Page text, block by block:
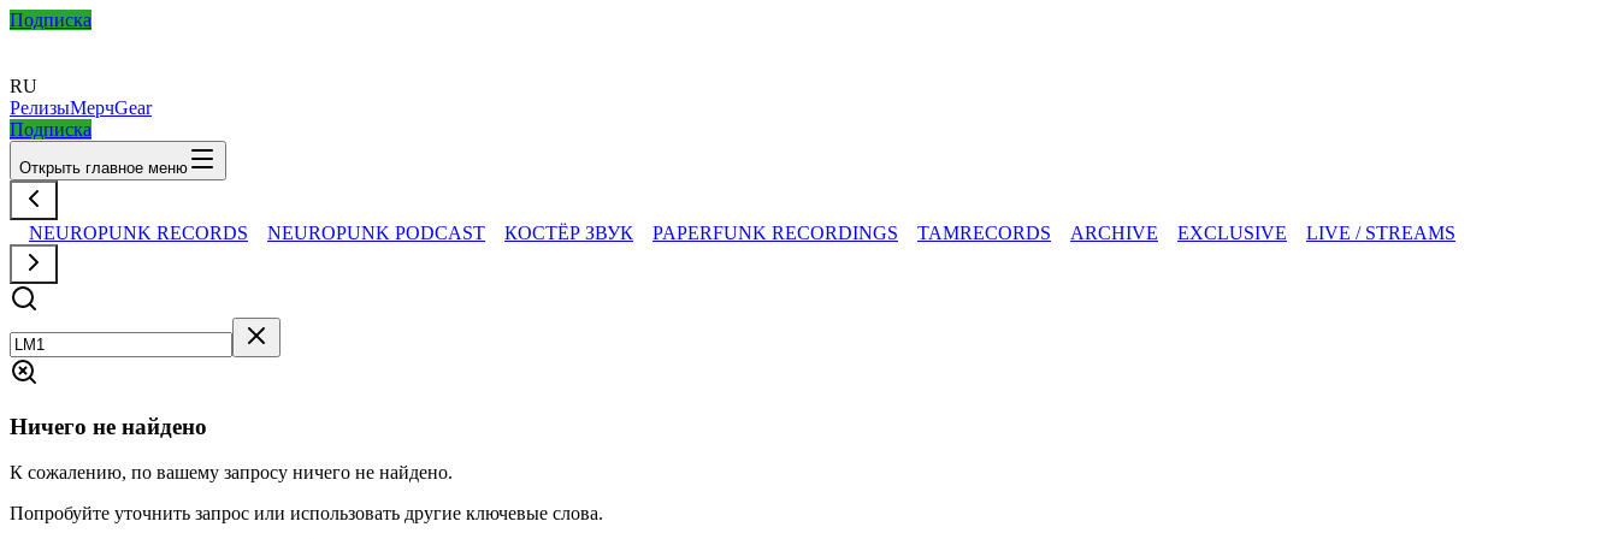
Подписка
RU
РелизыМерчGear
Подписка
Открыть главное меню
NEUROPUNK RECORDS NEUROPUNK PODCAST КОСТЁР ЗВУК PAPERFUNK RECORDINGS TAMRECORDS ARCHIVE EXCLUSIVE LIVE / STREAMS
Ничего не найдено
К сожалению, по вашему запросу ничего не найдено.
Попробуйте уточнить запрос или использовать другие ключевые слова.